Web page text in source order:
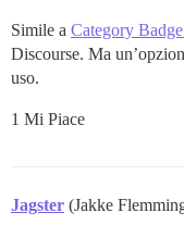
Simile a Category
Discourse. Ma
uso.
1 Mi Piace
Jagster (Jakke